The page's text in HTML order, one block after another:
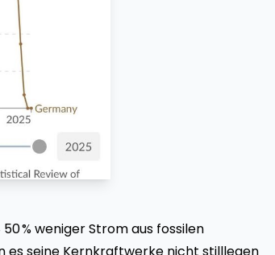
% weniger Strom aus fossilen
es seine Kernkraftwerke nicht stilllegen